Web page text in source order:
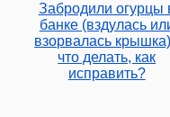
Забродили огурцы
банке (вздулась
взорвалась
что делать, как
исправить?